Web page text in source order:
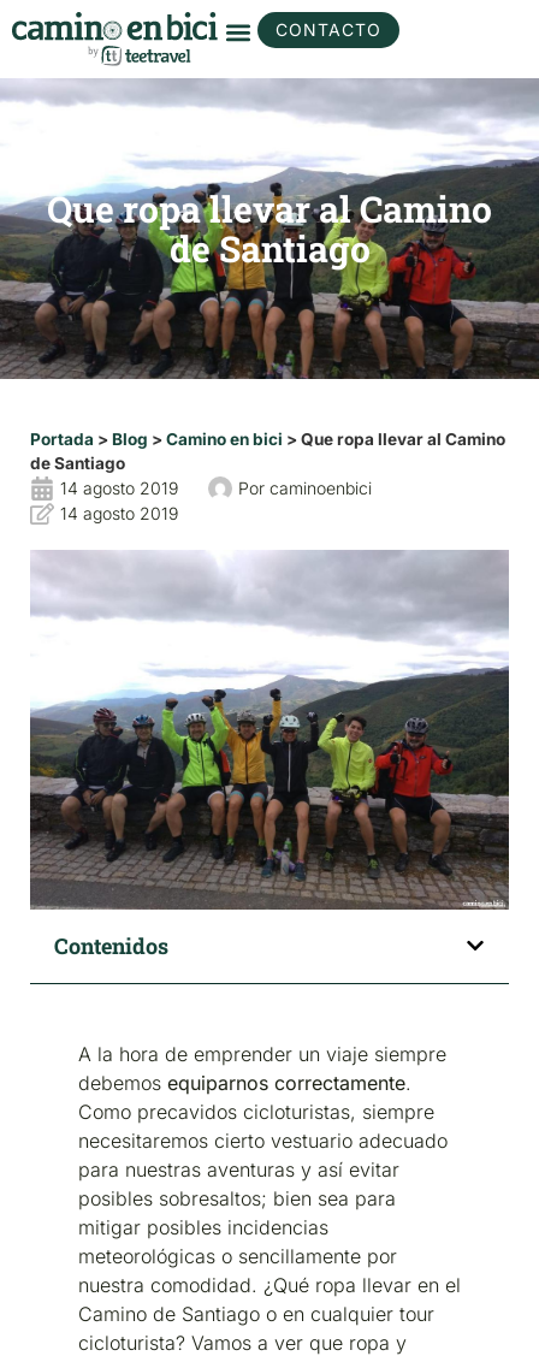
CONTACTO
Que ropa llevar al Camino
de Santiago
Portada > Blog > Camino en bici > Que ropa llevar al Camino
de Santiago
14 agosto 2019 Por caminoenbici
14 agosto 2019
Contenidos
A la hora de emprender un viaje siempre
debemos equiparnos correctamente.
Como precavidos cicloturistas, siempre
necesitaremos cierto vestuario adecuado
para nuestras aventuras y así evitar
posibles sobresaltos; bien sea para
mitigar posibles incidencias
meteorológicas o sencillamente por
nuestra comodidad. ¿Qué ropa llevar en el
Camino de Santiago o en cualquier tour
cicloturista? Vamos a ver que ropa y